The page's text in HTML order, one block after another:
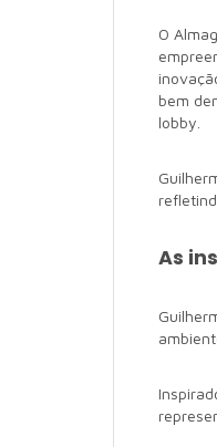
O
bem
lobby.
As